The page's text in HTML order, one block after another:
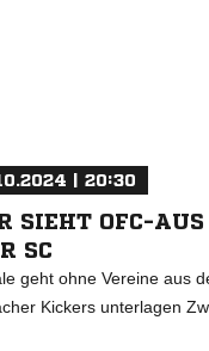
| 20:30
SIEHT OFC-AUS
SC
geht ohne Vereine aus
Kickers unterlagen